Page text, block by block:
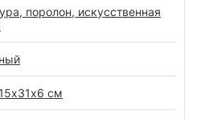
поролон, искусственная
см